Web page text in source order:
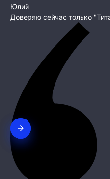
Юлий
Доверяю сейчас только